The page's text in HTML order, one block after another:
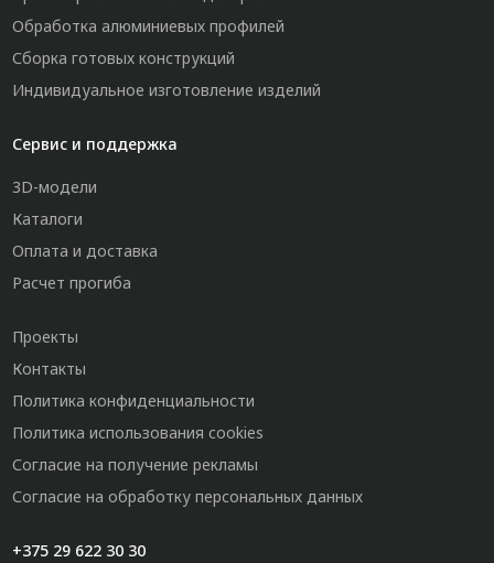
Обработка алюминиевых профилей
Сборка готовых конструкций
Индивидуальное изготовление изделий
Сервис и поддержка
3D-модели
Каталоги
Оплата и доставка
Расчет прогиба
Проекты
Контакты
Политика конфиденциальности
Политика использования cookies
Согласие на получение рекламы
Согласие на обработку персональных данных
+375 29 622 30 30